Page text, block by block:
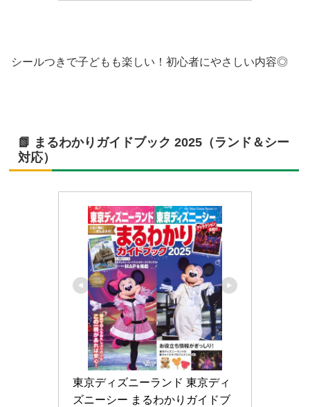
シールつきで子どもも楽しい！初心者にやさしい内容◎
📗 まるわかりガイドブック 2025（ランド＆シー
対応）
東京ディズニーランド 東京ディ
ズニーシー まるわかりガイドブ